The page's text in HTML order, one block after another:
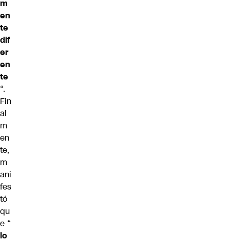
m
en
te
dif
er
en
te
“.
Fin
al
m
en
te,
m
ani
fes
tó
qu
e “
lo